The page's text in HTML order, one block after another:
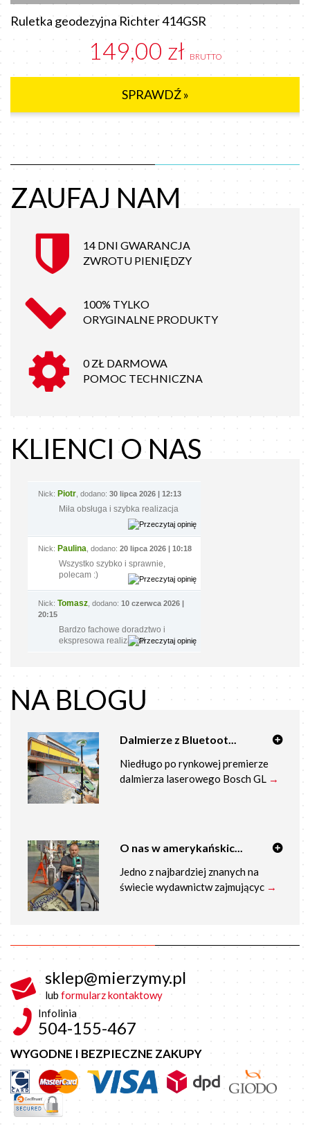
Ruletka geodezyjna Richter 414GSR
149,00 zł BRUTTO
SPRAWDŹ »
ZAUFAJ NAM
14 DNI GWARANCJA
ZWROTU PIENIĘDZY
100% TYLKO
ORYGINALNE PRODUKTY
0 ZŁ DARMOWA
POMOC TECHNICZNA
KLIENCI O NAS
Nick: Piotr , dodano: 30 lipca 2026 | 12:13
Miła obsługa i szybka realizacja
Nick: Paulina , dodano: 20 lipca 2026 | 10:18
Wszystko szybko i sprawnie,
polecam :)
Nick: Tomasz , dodano: 10 czerwca 2026 |
20:15
Bardzo fachowe doradztwo i
ekspresowa realizacja!
NA BLOGU
Dalmierze z Bluetoot...
Niedługo po rynkowej premierze
dalmierza laserowego Bosch GL →
O nas w amerykańskic...
Jedno z najbardziej znanych na
świecie wydawnictw zajmującyc →
sklep@mierzymy.pl
lub formularz kontaktowy
Infolinia
504-155-467
WYGODNE I BEZPIECZNE ZAKUPY